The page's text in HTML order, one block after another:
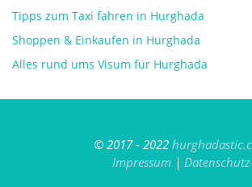
Tipps zum Taxi fahren in Hurghada
Shoppen & Einkaufen in Hurghada
Alles rund ums Visum für Hurghada
© 2017 - 2022
Impressum| Datenschutz